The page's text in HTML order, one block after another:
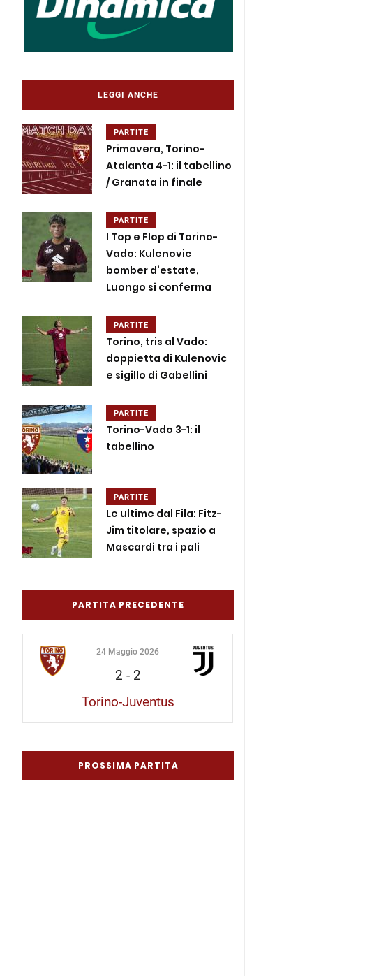
LEGGI ANCHE
PARTITE
Primavera, Torino-
Atalanta 4-1: il tabellino
/ Granata in finale
PARTITE
I Top e Flop di Torino-
Vado: Kulenovic
bomber d’estate,
Luongo si conferma
PARTITE
Torino, tris al Vado:
doppietta di Kulenovic
e sigillo di Gabellini
PARTITE
Torino-Vado 3-1: il
tabellino
PARTITE
Le ultime dal Fila: Fitz-
Jim titolare, spazio a
Mascardi tra i pali
PARTITA PRECEDENTE
24 Maggio 2026
2 - 2
Torino-Juventus
PROSSIMA PARTITA